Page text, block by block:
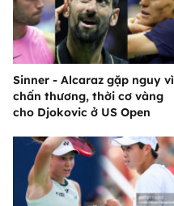
Sinner - Alcaraz gặp nguy vì
chấn thương, thời cơ vàng
cho Djokovic ở US Open